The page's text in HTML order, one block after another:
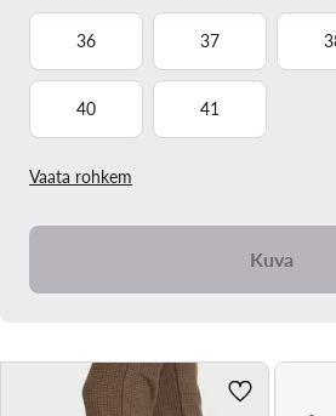
36 37
40 41
Vaata rohkem
Kuva